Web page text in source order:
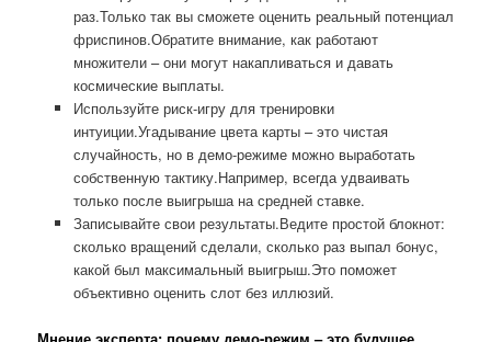
раз.Только так вы сможете оценить реальный потенциал
фриспинов.Обратите внимание, как работают
множители – они могут накапливаться и давать
космические выплаты.
Используйте риск-игру для тренировки
интуиции.Угадывание цвета карты – это чистая
случайность, но в демо-режиме можно выработать
собственную тактику.Например, всегда удваивать
только после выигрыша на средней ставке.
Записывайте свои результаты.Ведите простой блокнот:
сколько вращений сделали, сколько раз выпал бонус,
какой был максимальный выигрыш.Это поможет
объективно оценить слот без иллюзий.